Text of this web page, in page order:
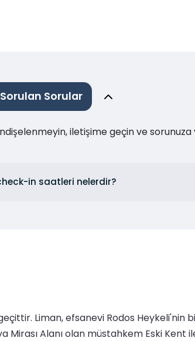
Sorular
iletişime geçin ve sorunuza
in saatleri nelerdir?
Liman, efsanevi Rodos Heykeli'nin
Mirası Alanı olan müstahkem Eski Kent